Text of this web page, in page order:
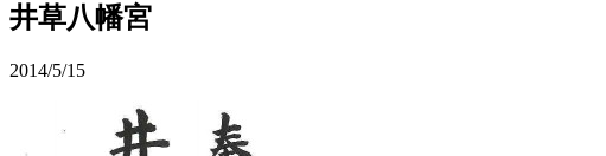
井草八幡宮
2014/5/15